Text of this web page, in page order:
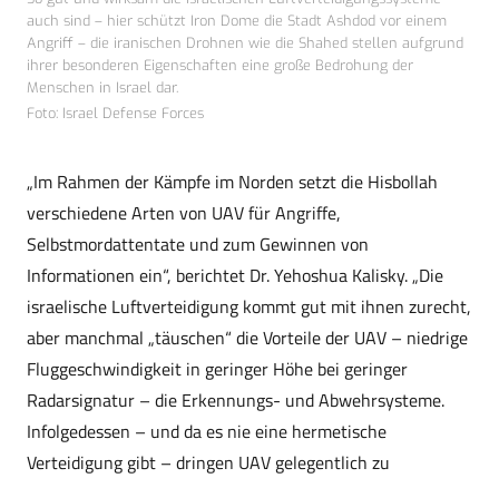
auch sind – hier schützt Iron Dome die Stadt Ashdod vor einem
Angriff – die iranischen Drohnen wie die Shahed stellen aufgrund
ihrer besonderen Eigenschaften eine große Bedrohung der
Menschen in Israel dar.
Foto: Israel Defense Forces
„Im Rahmen der Kämpfe im Norden setzt die Hisbollah
verschiedene Arten von UAV für Angriffe,
Selbstmordattentate und zum Gewinnen von
Informationen ein“, berichtet Dr. Yehoshua Kalisky. „Die
israelische Luftverteidigung kommt gut mit ihnen zurecht,
aber manchmal „täuschen“ die Vorteile der UAV – niedrige
Fluggeschwindigkeit in geringer Höhe bei geringer
Radarsignatur – die Erkennungs- und Abwehrsysteme.
Infolgedessen – und da es nie eine hermetische
Verteidigung gibt – dringen UAV gelegentlich zu